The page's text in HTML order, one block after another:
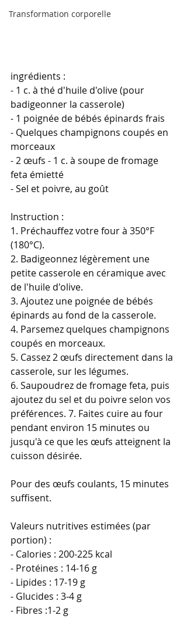
Transformation corporelle
ingrédients :
- 1 c. à thé d'huile d'olive (pour
badigeonner la casserole)
- 1 poignée de bébés épinards frais
- Quelques champignons coupés en
morceaux
- 2 œufs - 1 c. à soupe de fromage
feta émietté
- Sel et poivre, au goût
Instruction :
1. Préchauffez votre four à 350°F
(180°C).
2. Badigeonnez légèrement une
petite casserole en céramique avec
de l'huile d'olive.
3. Ajoutez une poignée de bébés
épinards au fond de la casserole.
4. Parsemez quelques champignons
coupés en morceaux.
5. Cassez 2 œufs directement dans la
casserole, sur les légumes.
6. Saupoudrez de fromage feta, puis
ajoutez du sel et du poivre selon vos
préférences. 7. Faites cuire au four
pendant environ 15 minutes ou
jusqu'à ce que les œufs atteignent la
cuisson désirée.
Pour des œufs coulants, 15 minutes
suffisent.
Valeurs nutritives estimées (par
portion) :
- Calories : 200-225 kcal
- Protéines : 14-16 g
- Lipides : 17-19 g
- Glucides : 3-4 g
- Fibres :1-2 g